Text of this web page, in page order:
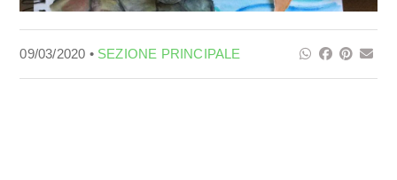
09/03/2020 • SEZIONE PRINCIPALE